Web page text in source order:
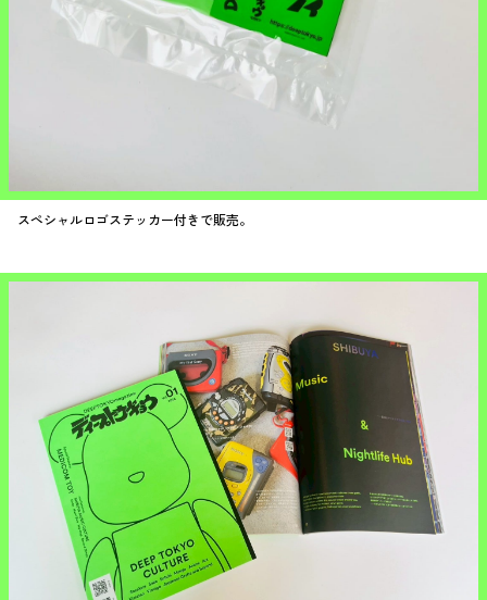
スペシャルロゴステッカー付きで販売。